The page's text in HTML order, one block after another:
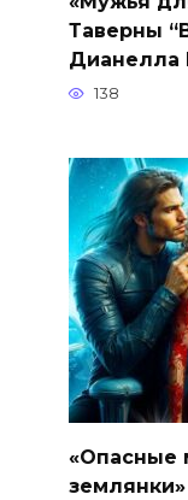
Таверны
Дианелла
138
«Опасные